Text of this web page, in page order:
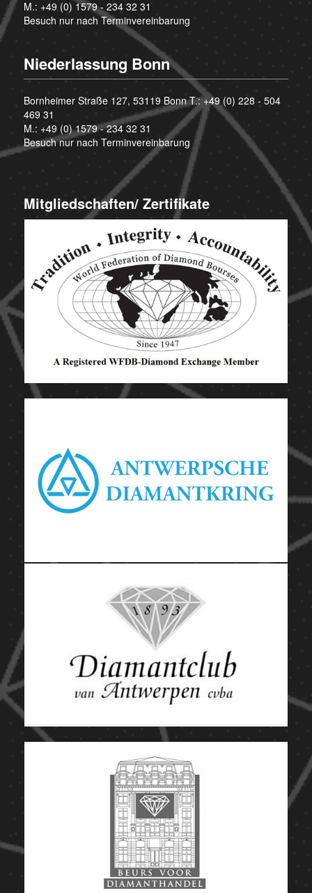
M.: +49 (0) 1579 - 234 32 31
Besuch nur nach Terminvereinbarung
Niederlassung Bonn
Bornheimer Straße 127, 53119 Bonn T.:+49 (0) 228 - 504
469 31
M.: +49 (0) 1579 - 234 32 31
Besuch nur nach Terminvereinbarung
Mitgliedschaften/ Zertifikate